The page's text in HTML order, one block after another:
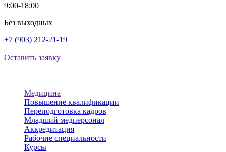
9:00-18:00
Без выходных
+7 (903) 212-21-19
Оставить заявку
Медицина
Повышение квалификации
Переподготовка кадров
Младший медперсонал
Аккредитация
Рабочие специальности
Курсы